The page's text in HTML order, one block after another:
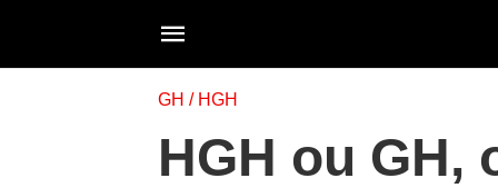
GH / HGH
HGH ou GH,